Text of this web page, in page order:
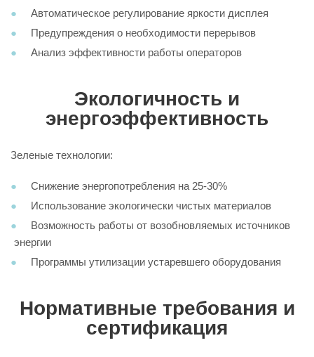
Автоматическое регулирование яркости дисплея
Предупреждения о необходимости перерывов
Анализ эффективности работы операторов
Экологичность и
энергоэффективность
Зеленые технологии:
Снижение энергопотребления на 25-30%
Использование экологически чистых материалов
Возможность работы от возобновляемых источников
энергии
Программы утилизации устаревшего оборудования
Нормативные требования и
сертификация